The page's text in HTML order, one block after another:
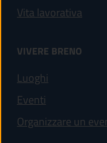
Vita lavorativa
VIVERE BRENO
Luoghi
Eventi
Organizzare un